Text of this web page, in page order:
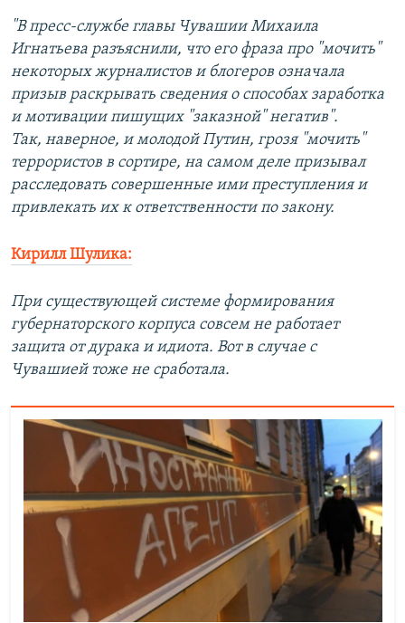
"В пресс-службе главы Чувашии Михаила
Игнатьева разъяснили, что его фраза про "мочить"
некоторых журналистов и блогеров означала
призыв раскрывать сведения о способах заработка
и мотивации пишущих "заказной" негатив".
Так, наверное, и молодой Путин, грозя "мочить"
террористов в сортире, на самом деле призывал
расследовать совершенные ими преступления и
привлекать их к ответственности по закону.
Кирилл Шулика:
При существующей системе формирования
губернаторского корпуса совсем не работает
защита от дурака и идиота. Вот в случае с
Чувашией тоже не сработала.